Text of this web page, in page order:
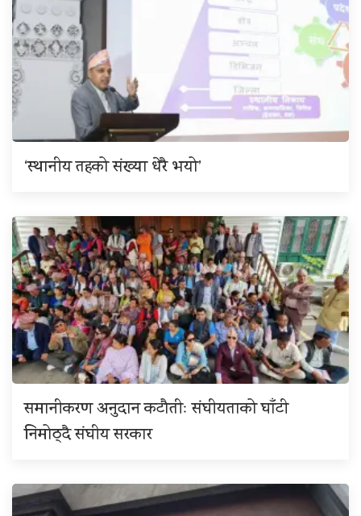
‘स्थानीय तहको संख्या धेरै भयो’
समानीकरण अनुदान कटौतीः संघीयताको घाँटी
निमोठ्दै संघीय सरकार